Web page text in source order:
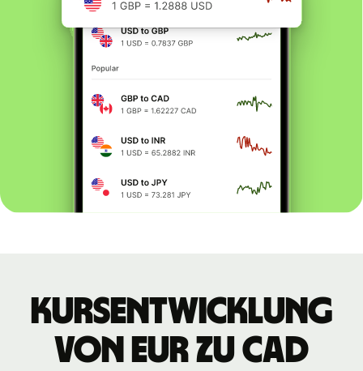
Kursentwicklung
von EUR zu CAD